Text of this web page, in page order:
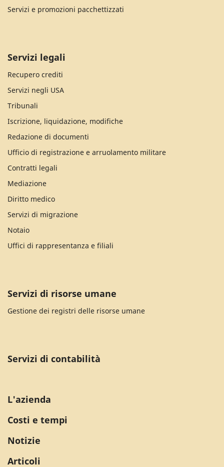
Servizi e promozioni pacchettizzati
Servizi legali
Recupero crediti
Servizi negli USA
Tribunali
Iscrizione, liquidazione, modifiche
Redazione di documenti
Ufficio di registrazione e arruolamento militare
Contratti legali
Mediazione
Diritto medico
Servizi di migrazione
Notaio
Uffici di rappresentanza e filiali
Servizi di risorse umane
Gestione dei registri delle risorse umane
Servizi di contabilità
L'azienda
Costi e tempi
Notizie
Articoli